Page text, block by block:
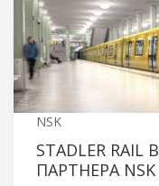
NSK
STADLER RAIL
ПАРТНЕРА NSK